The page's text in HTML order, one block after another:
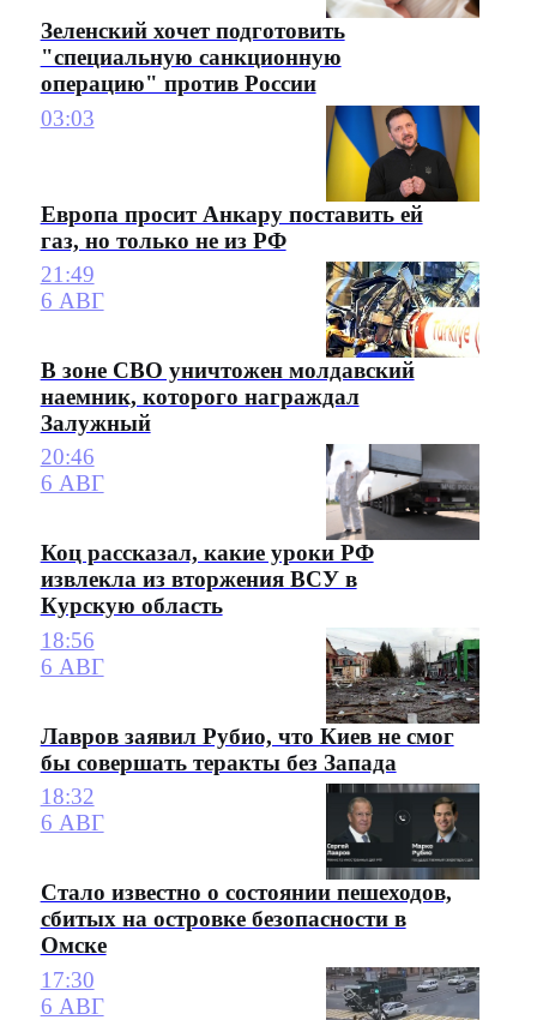
Зеленский хочет подготовить
"специальную санкционную
операцию" против России
03:03
Европа просит Анкару поставить ей
газ, но только не из РФ
21:49
6 АВГ
В зоне СВО уничтожен молдавский
наемник, которого награждал
Залужный
20:46
6 АВГ
Коц рассказал, какие уроки РФ
извлекла из вторжения ВСУ в
Курскую область
18:56
6 АВГ
Лавров заявил Рубио, что Киев не смог
бы совершать теракты без Запада
18:32
6 АВГ
Стало известно о состоянии пешеходов,
сбитых на островке безопасности в
Омске
17:30
6 АВГ